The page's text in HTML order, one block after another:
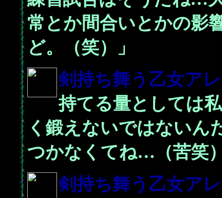
常とか間合いとかの影
ど。（笑）」
剣持ち舞う乙女ア
持てる量としては
く鍛えないではないん
つかなくてね…（苦笑
剣持ち舞う乙女ア